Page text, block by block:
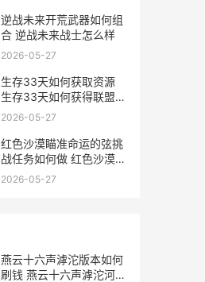
逆战未来开荒武器如何组
合 逆战未来战士怎么样
2026-05-27
生存33天如何获取资源
生存33天如何获得联盟攻
城站的通关大奖?
2026-05-27
红色沙漠瞄准命运的弦挑
战任务如何做 红色沙漠什
么时候上线
2026-05-27
燕云十六声滹沱版本如何
刷钱 燕云十六声滹沱河之